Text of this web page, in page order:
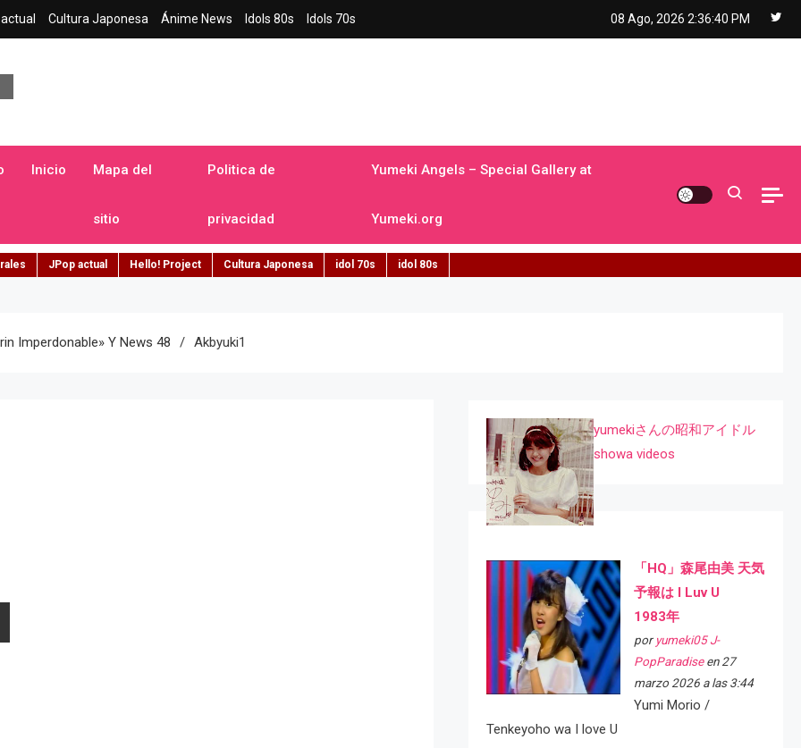
Cultura Japonesa Ánime News Idols 80s Idols 70s 08 Ago, 2026 2:36:41 PM
Inicio Mapa del
sitio
Politica de
privacidad
Yumeki Angels – Special Gallery at
Yumeki.org
JPop actual Hello! Project Cultura Japonesa idol 70s idol 80s
Imperdonable» Y News 48 Akbyuki1
yumekiさんの昭和アイドル
showa videos
「HQ」森尾由美 天気
予報は I Luv U
1983年
por yumeki05 J-
PopParadiseen 27
marzo 2026 a las 3:44
Yumi Morio /
Tenkeyoho wa I love U